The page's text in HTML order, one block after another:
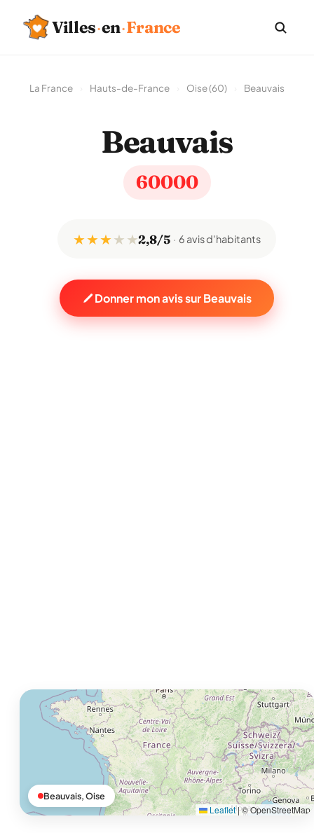
Villes·en·France
La France Hauts-de-France Oise (60) Beauvais
Beauvais
60000
★ ★ ★★ ★2,8/5 6 avis d'habitants
Donner mon avis sur Beauvais
Leaflet |© OpenStreetMap
Beauvais, Oise